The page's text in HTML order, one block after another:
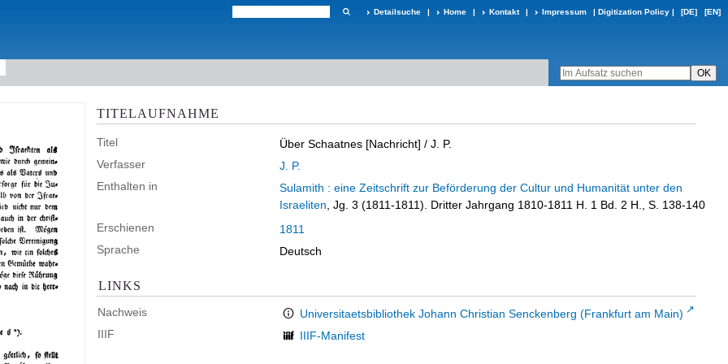
Detailsuche | Home | Kontakt | Impressum | Digitization Policy | [DE] [EN]
TITELAUFNAHME
Titel Über Schaatnes [Nachricht] / J. P.
Verfasser
J. P.
Enthalten in
Sulamith : eine Zeitschrift zur Beförderung der Cultur und Humanität unter den
Israeliten , Jg. 3 (1811-1811). Dritter Jahrgang 1810-1811 H. 1 Bd. 2 H., S. 138-140
Erschienen
1811
Sprache
Deutsch
LINKS
Nachweis
Universitaetsbibliothek Johann Christian Senckenberg (Frankfurt am Main)
IIIF
IIIF-Manifest